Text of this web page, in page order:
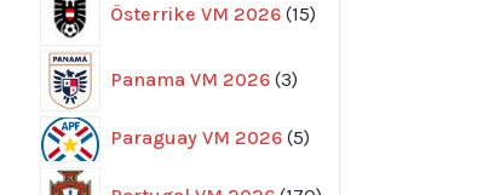
Österrike VM 2026 15
produkter
Panama VM 2026 3
produkter
Paraguay VM 2026 55